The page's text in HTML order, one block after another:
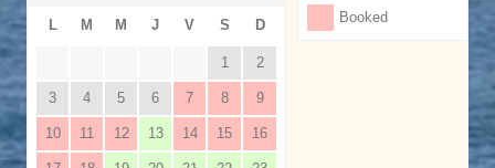
Booked
L M M J V S D
1 2
3 4 5 6 7 8 9
10 11 12 13 14 15 16